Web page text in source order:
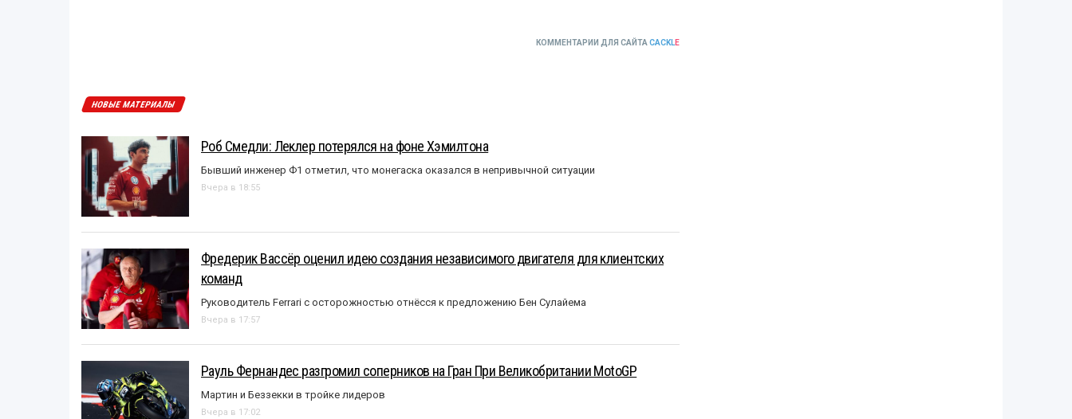
КОММЕНТАРИИ ДЛЯ САЙТА CACKLE
НОВЫЕ МАТЕРИАЛЫ
Роб Смедли: Леклер потерялся на фоне Хэмилтона
Бывший инженер Ф1 отметил, что монегаска оказался в непривычной ситуации
Вчера в 18:55
Фредерик Вассёр оценил идею создания независимого двигателя для клиентских
команд
Руководитель Ferrari с осторожностью отнёсся к предложению Бен Сулайема
Вчера в 17:57
Рауль Фернандес разгромил соперников на Гран При Великобритании MotoGP
Мартин и Беззекки в тройке лидеров
Вчера в 17:02